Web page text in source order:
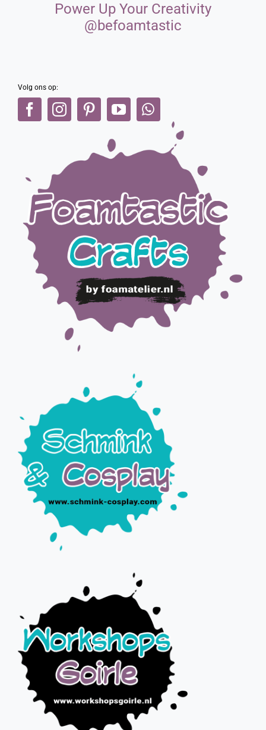
Power Up Your Creativity
@befoamtastic
Volg ons op: